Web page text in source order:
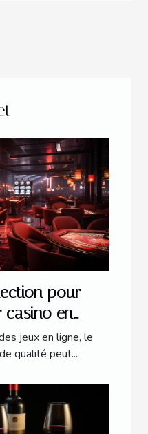
pour
casino en
jeux en ligne, le
qualité peut...